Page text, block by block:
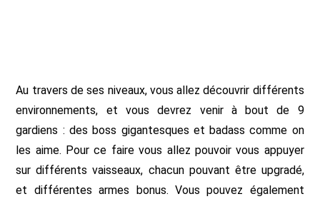
Au travers de ses niveaux, vous allez découvrir différents
environnements, et vous devrez venir à bout de 9
gardiens : des boss gigantesques et badass comme on
les aime. Pour ce faire vous allez pouvoir vous appuyer
sur différents vaisseaux, chacun pouvant être upgradé,
et différentes armes bonus. Vous pouvez également